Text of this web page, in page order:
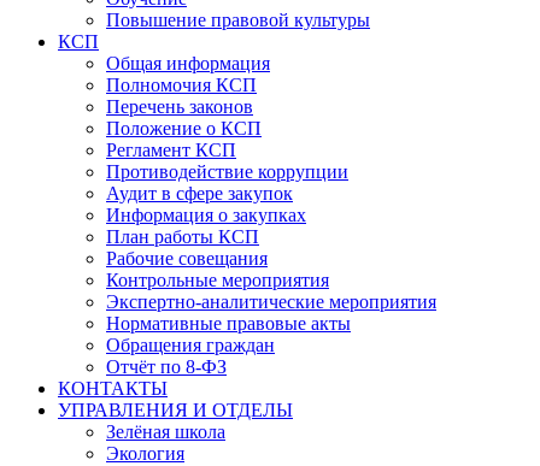
Повышение правовой культуры
КСП
Общая информация
Полномочия КСП
Перечень законов
Положение о КСП
Регламент КСП
Противодействие коррупции
Аудит в сфере закупок
Информация о закупках
План работы КСП
Рабочие совещания
Контрольные мероприятия
Экспертно-аналитические мероприятия
Нормативные правовые акты
Обращения граждан
Отчёт по 8-ФЗ
КОНТАКТЫ
УПРАВЛЕНИЯ И ОТДЕЛЫ
Зелёная школа
Экология